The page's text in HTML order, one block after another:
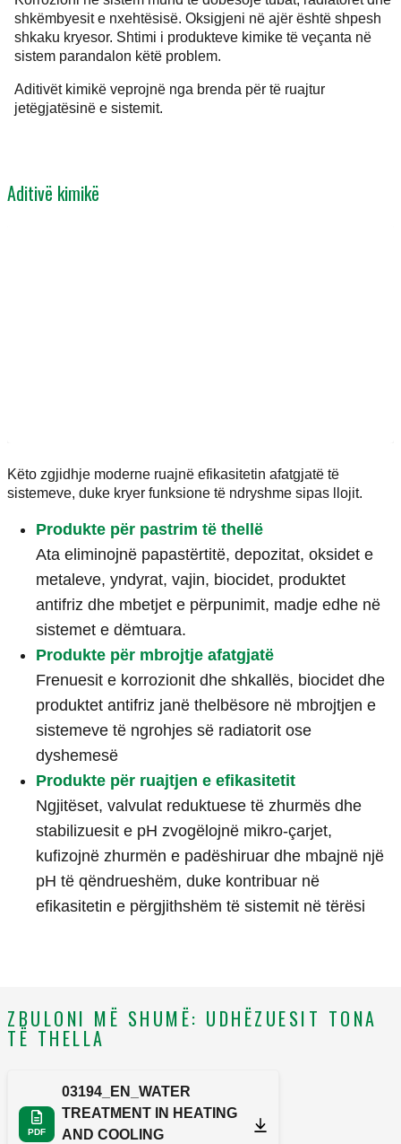
shkëmbyesit e nxehtësisë. Oksigjeni në ajër është shpesh
shkaku kryesor. Shtimi i produkteve kimike të veçanta në
sistem parandalon këtë problem.
Aditivët kimikë veprojnë nga brenda për të ruajtur
jetëgjatësinë e sistemit.
Aditivë kimikë
Këto zgjidhje moderne ruajnë efikasitetin afatgjatë të
sistemeve, duke kryer funksione të ndryshme sipas llojit.
Produkte për pastrim të thellë
Ata eliminojnë papastërtitë, depozitat, oksidet e
metaleve, yndyrat, vajin, biocidet, produktet
antifriz dhe mbetjet e përpunimit, madje edhe në
sistemet e dëmtuara.
Produkte për mbrojtje afatgjatë
Frenuesit e korrozionit dhe shkallës, biocidet dhe
produktet antifriz janë thelbësore në mbrojtjen e
sistemeve të ngrohjes së radiatorit ose
dyshemesë
Produkte për ruajtjen e efikasitetit
Ngjitëset, valvulat reduktuese të zhurmës dhe
stabilizuesit e pH zvogëlojnë mikro-çarjet,
kufizojnë zhurmën e padëshiruar dhe mbajnë një
pH të qëndrueshëm, duke kontribuar në
efikasitetin e përgjithshëm të sistemit në tërësi
ZBULONI MË SHUMË: UDHËZUESIT TONA
TË THELLA
PDF
03194_EN_WATER
TREATMENT IN HEATING
AND COOLING